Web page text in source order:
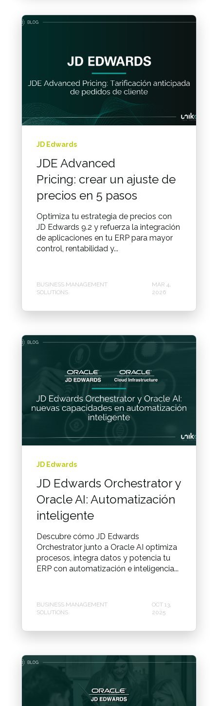
JD Edwards
JDE Advanced
Pricing: crear un ajuste de
precios en 5 pasos
Optimiza tu estrategia de precios con
JD Edwards 9.2 y refuerza la integración
de aplicaciones en tu ERP para mayor
control, rentabilidad y...
BUSINESS MANAGEMENT
SOLUTIONS
MAR 4,
2026
JD Edwards
JD Edwards Orchestrator y
Oracle AI: Automatización
inteligente
Descubre cómo JD Edwards
Orchestrator junto a Oracle AI optimiza
procesos, integra datos y potencia tu
ERP con automatización e inteligencia...
BUSINESS MANAGEMENT
SOLUTIONS
OCT 13,
2025